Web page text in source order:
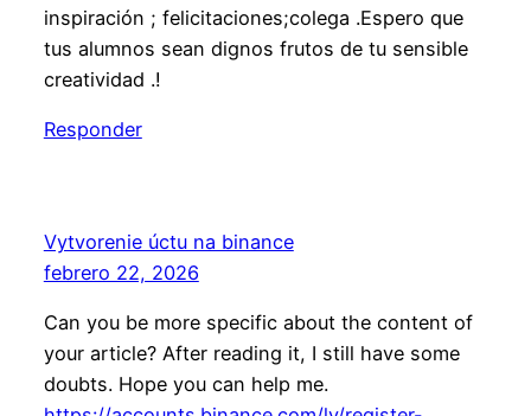
inspiración ; felicitaciones;colega .Espero que
tus alumnos sean dignos frutos de tu sensible
creatividad .!
Responder
Vytvorenie úctu na binance
febrero 22, 2026
Can you be more specific about the content of
your article? After reading it, I still have some
doubts. Hope you can help me.